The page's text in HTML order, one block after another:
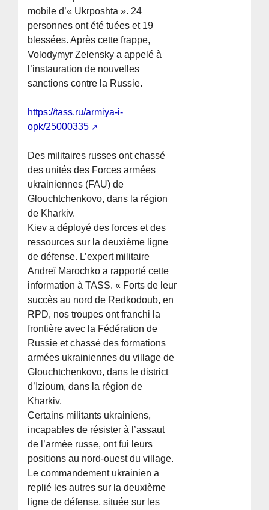
mobile d’« Ukrposhta ». 24
personnes ont été tuées et 19
blessées. Après cette frappe,
Volodymyr Zelensky a appelé à
l’instauration de nouvelles
sanctions contre la Russie.
https://tass.ru/armiya-i-
opk/25000335
Des militaires russes ont chassé
des unités des Forces armées
ukrainiennes (FAU) de
Glouchtchenkovo, dans la région
de Kharkiv.
Kiev a déployé des forces et des
ressources sur la deuxième ligne
de défense. L’expert militaire
Andreï Marochko a rapporté cette
information à TASS. « Forts de leur
succès au nord de Redkodoub, en
RPD, nos troupes ont franchi la
frontière avec la Fédération de
Russie et chassé des formations
armées ukrainiennes du village de
Glouchtchenkovo, dans le district
d’Izioum, dans la région de
Kharkiv.
Certains militants ukrainiens,
incapables de résister à l’assaut
de l’armée russe, ont fui leurs
positions au nord-ouest du village.
Le commandement ukrainien a
replié les autres sur la deuxième
ligne de défense, située sur les